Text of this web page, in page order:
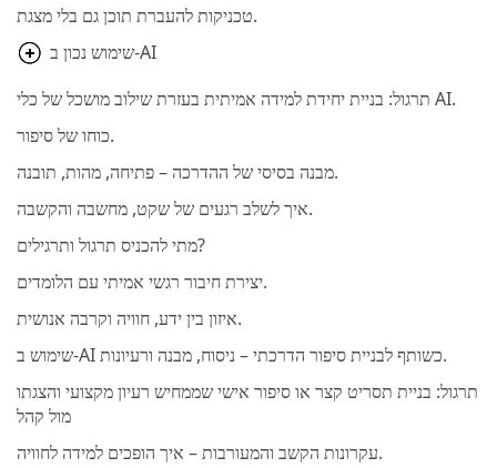
טכניקות להעברת תוכן גם בלי מצגת.
שימוש נכון ב-AI
תרגול: בניית יחידת למידה אמיתית בעזרת שילוב מושכל של כלי AI.
כוחו של סיפור.
מבנה בסיסי של ההדרכה – פתיחה, מהות, תובנה.
איך לשלב רגעים של שקט, מחשבה והקשבה.
מתי להכניס תרגול ותרגילים?
יצירת חיבור רגשי אמיתי עם הלומדים.
איזון בין ידע, חוויה וקרבה אנושית.
שימוש ב-AI כשותף לבניית סיפור הדרכתי – ניסוח, מבנה ורעיונות.
תרגול: בניית תסריט קצר או סיפור אישי שממחיש רעיון מקצועי והצגתו
מול קהל
עקרונות הקשב והמעורבות – איך הופכים למידה לחוויה.